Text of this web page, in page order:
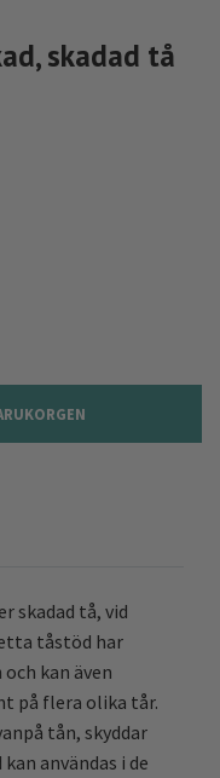
skadad tå
skadad tå, vid
tåstöd har
kan även
på flera olika tår.
tån, skyddar
användas i de